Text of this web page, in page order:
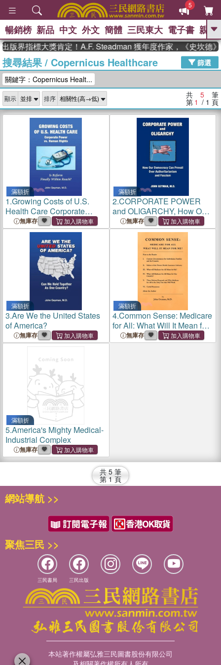
5
GO
熱搜： 東野圭吾 、 高希均教授回憶錄
、 The Odyssey 、 父親節 、 如果歷
獎 臺灣漫遊錄 、 方念華 、 台灣的李
登輝時代
數學女孩：黎曼猜想 、
偉大的迷走神經
暢銷榜 新品 中文 外文 簡體 三民東大 電子書 親子
版界指標大獎肯定！A.F. Steadman 獲年度作家，《史坎德》
搜尋結果/ Copernicus Healthcare
篩選
關鍵字：Copernicus Healt...
顯示 排序 共 5 筆
第 1 / 1 頁
滿額折
1.Growing Costs of U.S.
Health Care Corporate
Power vs. Human Rights
無庫存
滿額折
2.CORPORATE POWER
and OLIGARCHY, How Our
Democracy Can Prevail
Over Authoritarianism and
無庫存
滿額折
3.Are We the United States
of America?
無庫存
滿額折
4.Common Sense: Medicare
for All: What Will It Mean for
Me?無庫存
滿額折
5.America's Mighty Medical-
Industrial Complex
無庫存
共 5 筆
第 1 頁
網站導航 >>
聚焦三民 >>
三民書局 三民出版
本站著作權屬弘雅三民圖書股份有限公司